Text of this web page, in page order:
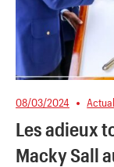
08/03/2024
Les adieux
Macky Sall